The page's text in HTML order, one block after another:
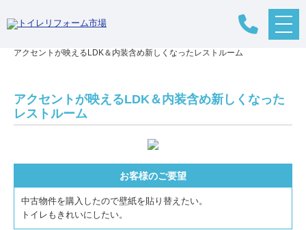
メ
ニ
ン
>
アクセントが映えるLDK＆内装含め新しくなったレストルーム
アクセントが映えるLDK＆内装含め新しくなった
レストルーム
お客様のご要望
中古物件を購入したので壁紙を貼り替えたい。
トイレもきれいにしたい。